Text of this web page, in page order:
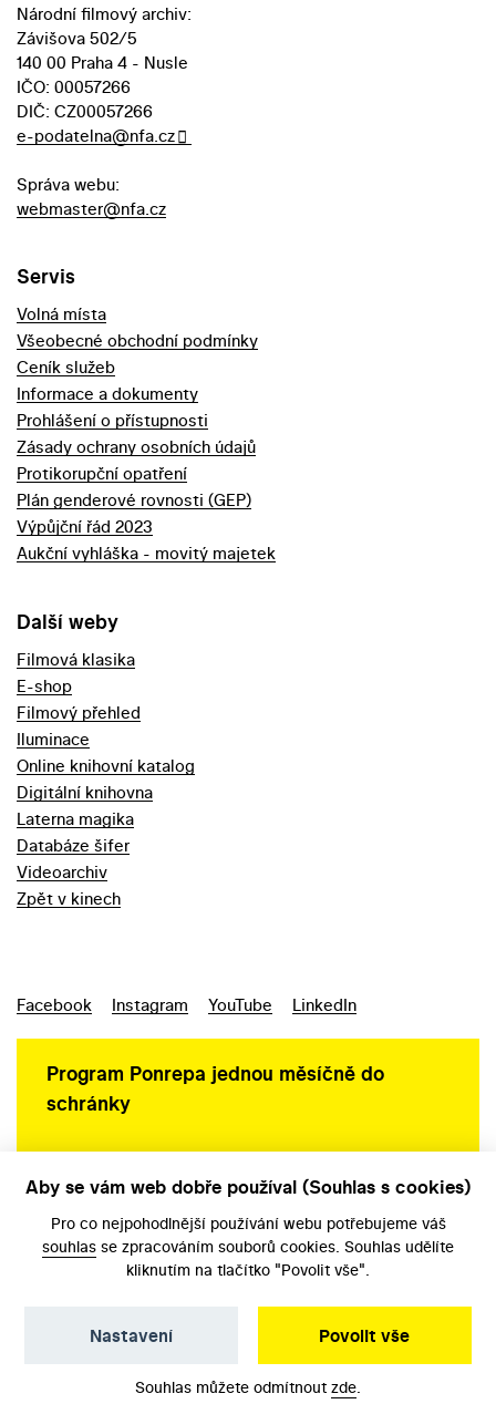
Národní filmový archiv:
Závišova 502/5
140 00 Praha 4 - Nusle
IČO: 00057266
DIČ: CZ00057266
e-podatelna@nfa.cz
Správa webu:
webmaster@nfa.cz
Servis
Volná místa
Všeobecné obchodní podmínky
Ceník služeb
Informace a dokumenty
Prohlášení o přístupnosti
Zásady ochrany osobních údajů
Protikorupční opatření
Plán genderové rovnosti (GEP)
Výpůjční řád 2023
Aukční vyhláška - movitý majetek
Další weby
Filmová klasika
E-shop
Filmový přehled
Iluminace
Online knihovní katalog
Digitální knihovna
Laterna magika
Databáze šifer
Videoarchiv
Zpět v kinech
Facebook Instagram YouTube LinkedIn
Program Ponrepa jednou měsíčně do
schránky
Aby se vám web dobře používal (Souhlas s cookies)
Pro co nejpohodlnější používání webu potřebujeme váš
souhlas se zpracováním souborů cookies. Souhlas udělíte
kliknutím na tlačítko "Povolit vše".
Povolit vše
Nastavení
Souhlas můžete odmítnout zde